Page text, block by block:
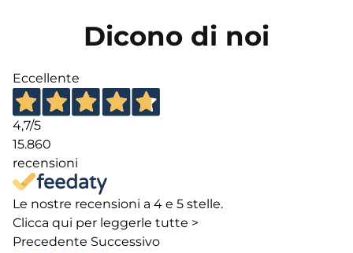
Dicono di noi
Eccellente
4,7/5
15.860
recensioni
Le nostre recensioni a 4 e 5 stelle.
Clicca qui per leggerle tutte >
Precedente Successivo